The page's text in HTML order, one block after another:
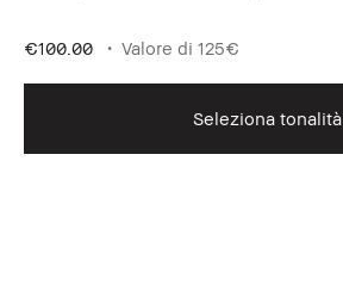
€100.00 Valore di 125€
Seleziona tonalità